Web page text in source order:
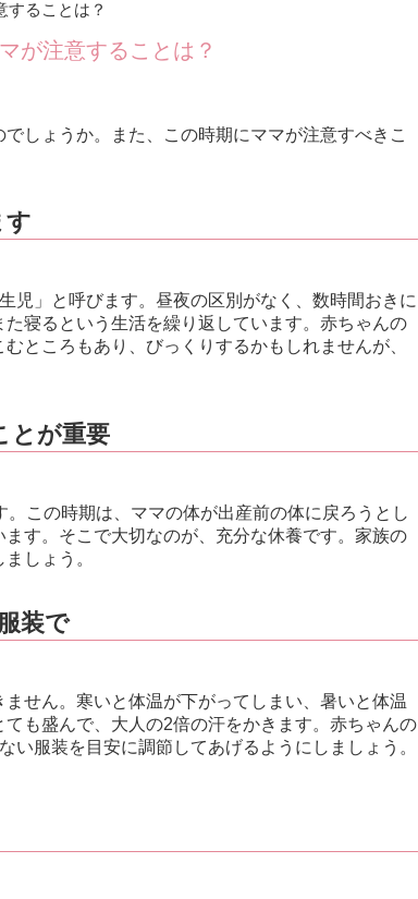
することは？
が注意することは？
しょうか。また、この時期にママが注意すべきこ
す
児」と呼びます。昼夜の区別がなく、数時間おきに
寝るという生活を繰り返しています。赤ちゃんの
ところもあり、びっくりするかもしれませんが、
とが重要
この時期は、ママの体が出産前の体に戻ろうとし
す。そこで大切なのが、充分な休養です。家族の
しょう。
装で
せん。寒いと体温が下がってしまい、暑いと体温
も盛んで、大人の2倍の汗をかきます。赤ちゃんの
服装を目安に調節してあげるようにしましょう。